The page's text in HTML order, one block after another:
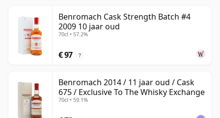
Benromach Cask Strength Batch #4
2009 10 jaar oud
70cl • 57.2%
€ 97 ?
Benromach 2014 / 11 jaar oud / Cask
675 / Exclusive To The Whisky Exchange
70cl • 59.1%